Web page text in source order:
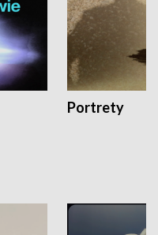
Portrety